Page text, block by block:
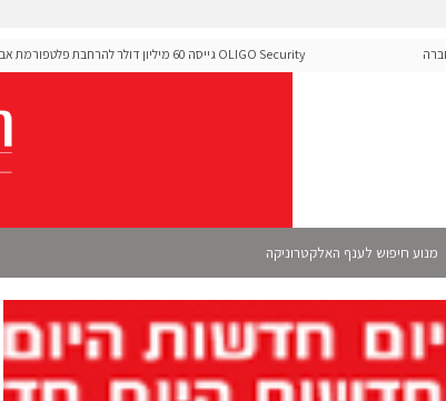
OLIGO Security גייסה 60 מיליון דולר להרחבת פלטפורמת אבטחת
מנוע חיפוש לענף האלקטרוניקה